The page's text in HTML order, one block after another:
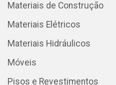
Materiais de Construção
Materiais Elétricos
Materiais Hidráulicos
Móveis
Pisos e Revestimentos